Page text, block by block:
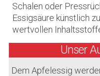
Schalen oder
Essigsäure künstlich
wertvollen
Unser
Dem Apfelessig